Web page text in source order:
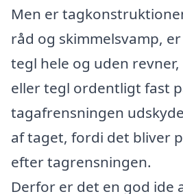
Men er
råd og skimmelsvamp,
tegl hele og uden
eller tegl ordentligt fast
tagafrensningen
af taget, fordi det bliver
efter tagrensningen.
Derfor er det en god ide